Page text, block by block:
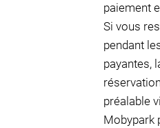
paiement
Si vous
pendant
payantes,
réservation
préalable
Mobypark